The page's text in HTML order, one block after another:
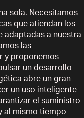
sola. Necesitamos
que atiendan los
adaptadas a nuestra
las
y proponemos
un desarrollo
abre un gran
un uso inteligente
el suministro
al mismo tiempo